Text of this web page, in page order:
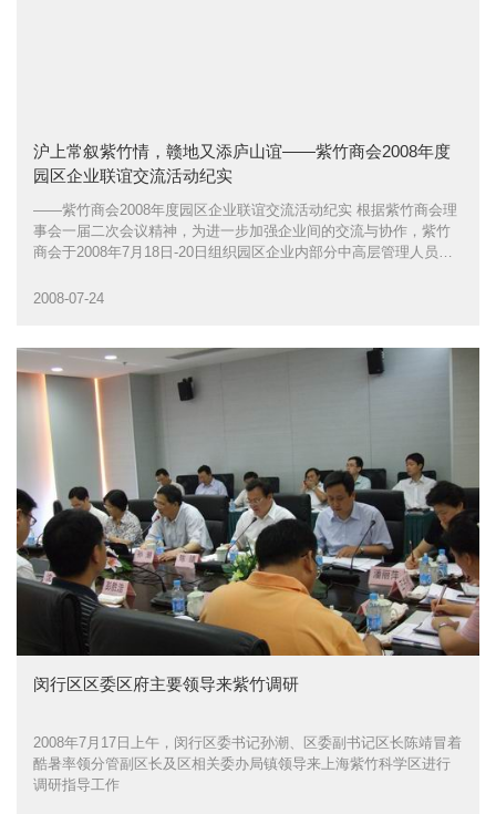
沪上常叙紫竹情，赣地又添庐山谊——紫竹商会2008年度
园区企业联谊交流活动纪实
——紫竹商会2008年度园区企业联谊交流活动纪实 根据紫竹商会理
事会一届二次会议精神，为进一步加强企业间的交流与协作，紫竹
商会于2008年7月18日-20日组织园区企业内部分中高层管理人员赴
2008-07-24
闵行区区委区府主要领导来紫竹调研
2008年7月17日上午，闵行区委书记孙潮、区委副书记区长陈靖冒着
酷暑率领分管副区长及区相关委办局镇领导来上海紫竹科学区进行
调研指导工作